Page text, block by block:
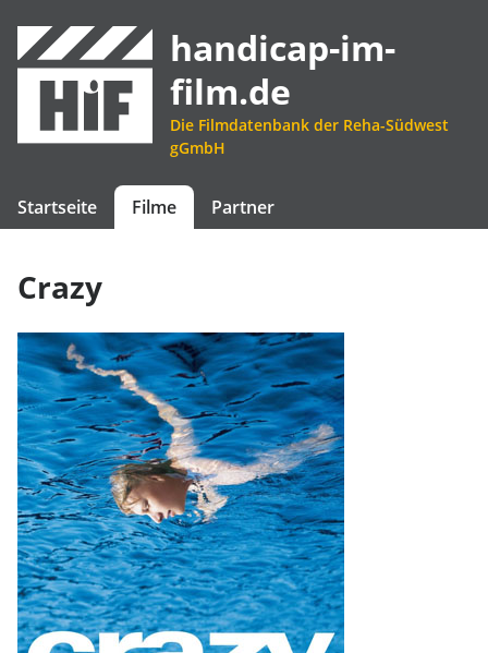
handicap-im-
film.de
Die Filmdatenbank der Reha-Südwest
gGmbH
Startseite Filme Partner
Crazy